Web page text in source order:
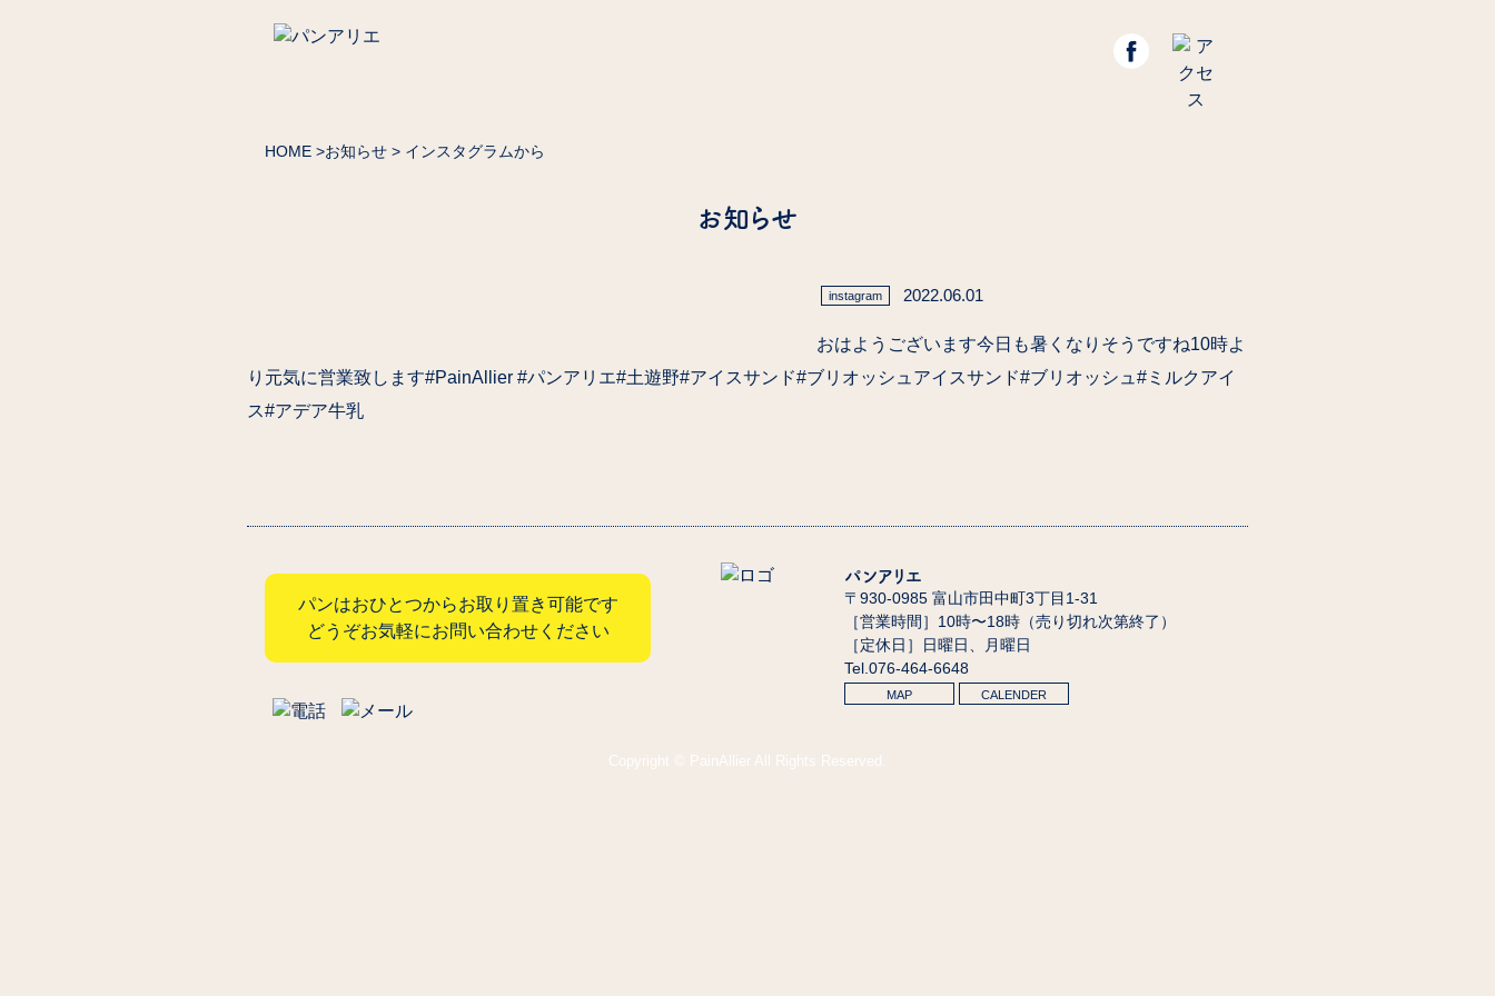
HOME >お知らせ > インスタグラムから
お知らせ
instagram 2022.06.01
おはようございます今日も暑くなりそうですね10時よ
り元気に営業致します#PainAllier #パンアリエ#土遊野#アイスサンド#ブリオッシュアイスサンド#ブリオッシュ#ミルクアイ
ス#アデア牛乳
パンはおひとつからお取り置き可能です
どうぞお気軽にお問い合わせください
パンアリエ
〒930-0985 富山市田中町3丁目1-31
［営業時間］10時〜18時（売り切れ次第終了）
［定休日］日曜日、月曜日
Tel.076-464-6648
MAP CALENDER
Copyright © PainAllier All Rights Reserved.